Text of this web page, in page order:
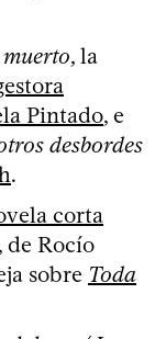
, la
Pintado, e
desbordes
.
corta
, de Rocío
sobre Toda